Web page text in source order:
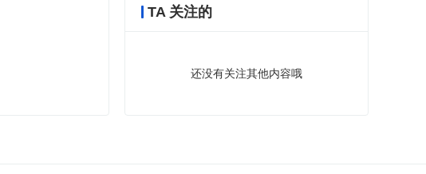
TA 关注的
还没有关注其他内容哦